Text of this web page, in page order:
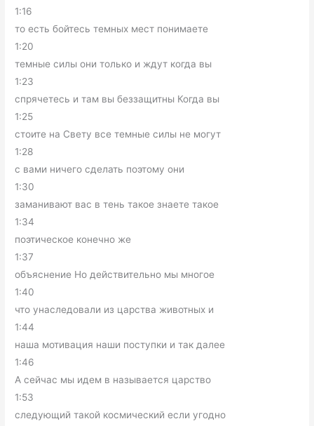
1:16
то есть бойтесь темных мест понимаете
1:20
темные силы они только и ждут когда вы
1:23
спрячетесь и там вы беззащитны Когда вы
1:25
стоите на Свету все темные силы не могут
1:28
с вами ничего сделать поэтому они
1:30
заманивают вас в тень такое знаете такое
1:34
поэтическое конечно же
1:37
объяснение Но действительно мы многое
1:40
что унаследовали из царства животных и
1:44
наша мотивация наши поступки и так далее
1:46
А сейчас мы идем в называется царство
1:53
следующий такой космический если угодно